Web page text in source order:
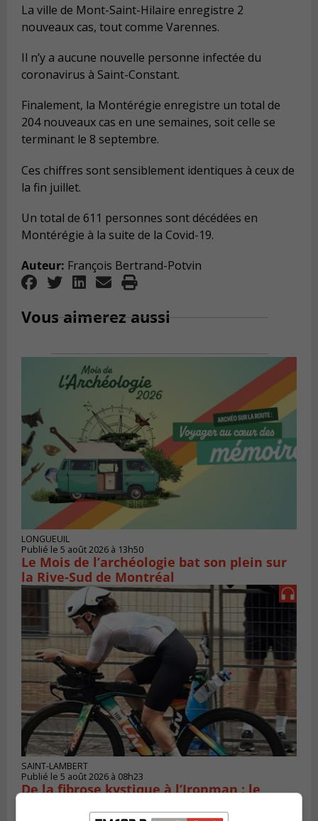
La ville de Mont-Saint-Hilaire enregistre 2
nouveaux cas, tout comme Varennes.
Il n’y a aucune nouvelle personne infectée du
coronavirus à Saint-Constant.
Finalement, la Montérégie enregistre un total de
204 nouveaux cas en une semaines, soit celle se
terminant le 8 septembre.
Ces chiffres sont sensiblement identiques à ceux de
la fin juillet.
Un total de 611 personnes sont décédées en
Montérégie à la suite de la Covid-19.
Auteur: François Bertrand-Potvin
Vous aimerez aussi
LONGUEUIL
Publié le 5 août 2026 à 13h50
Le Mois de l’archéologie bat son plein sur
la Rive-Sud de Montréal
SAINT-LAMBERT
Publié le 5 août 2026 à 08h23
De la fibrose kystique à l’Ironman : le